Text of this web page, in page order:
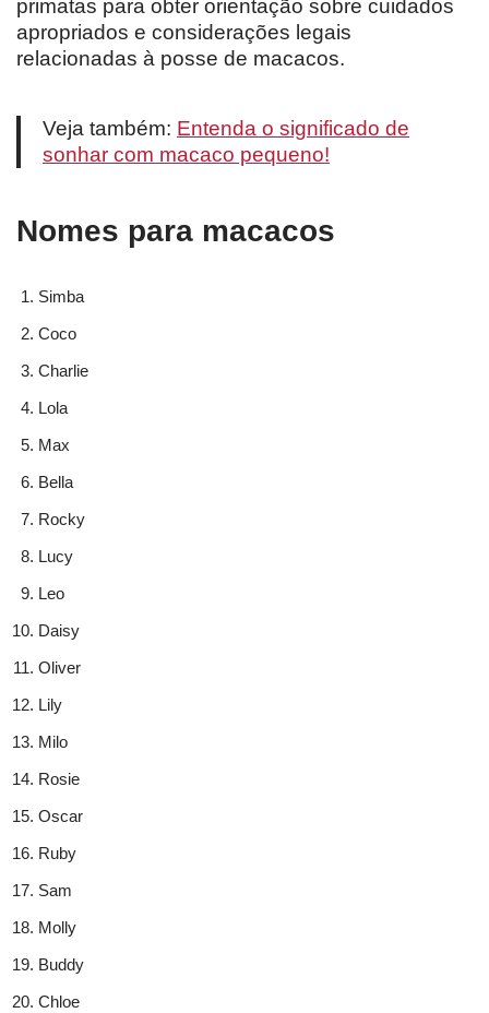
primatas para obter orientação sobre cuidados
apropriados e considerações legais
relacionadas à posse de macacos.
Veja também: Entenda o significado de
sonhar com macaco pequeno!
Nomes para macacos
Simba
Coco
Charlie
Lola
Max
Bella
Rocky
Lucy
Leo
Daisy
Oliver
Lily
Milo
Rosie
Oscar
Ruby
Sam
Molly
Buddy
Chloe